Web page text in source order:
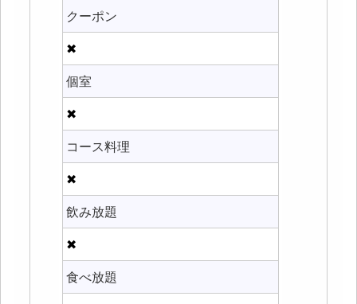
クーポン
✖
個室
✖
コース料理
✖
飲み放題
✖
食べ放題